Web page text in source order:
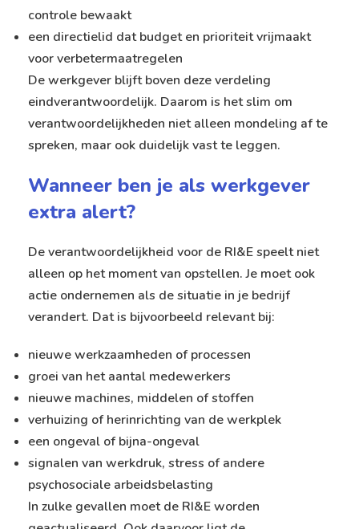
controle bewaakt
een directielid dat budget en prioriteit vrijmaakt
voor verbetermaatregelen
De werkgever blijft boven deze verdeling
eindverantwoordelijk. Daarom is het slim om
verantwoordelijkheden niet alleen mondeling af te
spreken, maar ook duidelijk vast te leggen.
Wanneer ben je als werkgever
extra alert?
De verantwoordelijkheid voor de RI&E speelt niet
alleen op het moment van opstellen. Je moet ook
actie ondernemen als de situatie in je bedrijf
verandert. Dat is bijvoorbeeld relevant bij:
nieuwe werkzaamheden of processen
groei van het aantal medewerkers
nieuwe machines, middelen of stoffen
verhuizing of herinrichting van de werkplek
een ongeval of bijna-ongeval
signalen van werkdruk, stress of andere
psychosociale arbeidsbelasting
In zulke gevallen moet de RI&E worden